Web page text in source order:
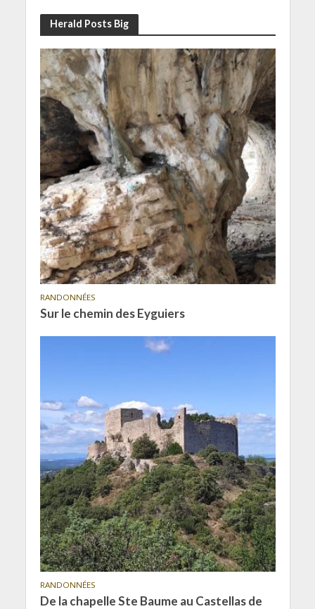
Herald Posts Big
RANDONNÉES
Sur le chemin des Eyguiers
RANDONNÉES
De la chapelle Ste Baume au Castellas de